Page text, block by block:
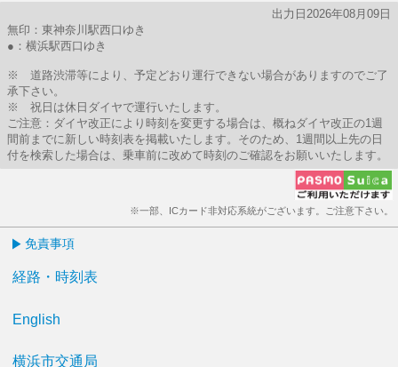
出力日2026年08月09日
無印：東神奈川駅西口ゆき
●：横浜駅西口ゆき
※ 道路渋滞等により、予定どおり運行できない場合がありますのでご了
承下さい。
※ 祝日は休日ダイヤで運行いたします。
ご注意：ダイヤ改正により時刻を変更する場合は、概ねダイヤ改正の1週
間前までに新しい時刻表を掲載いたします。そのため、1週間以上先の日
付を検索した場合は、乗車前に改めて時刻のご確認をお願いいたします。
※一部、ICカード非対応系統がございます。ご注意下さい。
免責事項
経路・時刻表
English
横浜市交通局